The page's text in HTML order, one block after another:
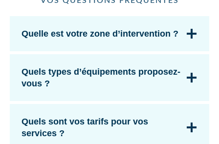
Quelle est votre zone d’intervention ?
Quels types d’équipements proposez-
vous ?
Quels sont vos tarifs pour vos
services ?